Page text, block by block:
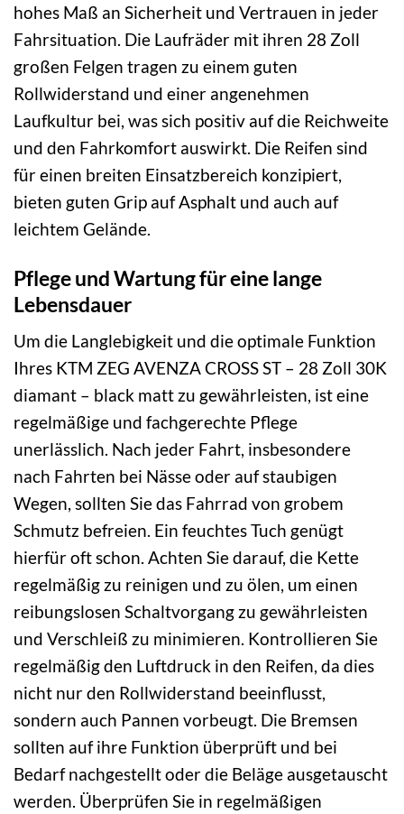
hohes Maß an Sicherheit und Vertrauen in jeder
Fahrsituation. Die Laufräder mit ihren 28 Zoll
großen Felgen tragen zu einem guten
Rollwiderstand und einer angenehmen
Laufkultur bei, was sich positiv auf die Reichweite
und den Fahrkomfort auswirkt. Die Reifen sind
für einen breiten Einsatzbereich konzipiert,
bieten guten Grip auf Asphalt und auch auf
leichtem Gelände.
Pflege und Wartung für eine lange
Lebensdauer
Um die Langlebigkeit und die optimale Funktion
Ihres KTM ZEG AVENZA CROSS ST – 28 Zoll 30K
diamant – black matt zu gewährleisten, ist eine
regelmäßige und fachgerechte Pflege
unerlässlich. Nach jeder Fahrt, insbesondere
nach Fahrten bei Nässe oder auf staubigen
Wegen, sollten Sie das Fahrrad von grobem
Schmutz befreien. Ein feuchtes Tuch genügt
hierfür oft schon. Achten Sie darauf, die Kette
regelmäßig zu reinigen und zu ölen, um einen
reibungslosen Schaltvorgang zu gewährleisten
und Verschleiß zu minimieren. Kontrollieren Sie
regelmäßig den Luftdruck in den Reifen, da dies
nicht nur den Rollwiderstand beeinflusst,
sondern auch Pannen vorbeugt. Die Bremsen
sollten auf ihre Funktion überprüft und bei
Bedarf nachgestellt oder die Beläge ausgetauscht
werden. Überprüfen Sie in regelmäßigen